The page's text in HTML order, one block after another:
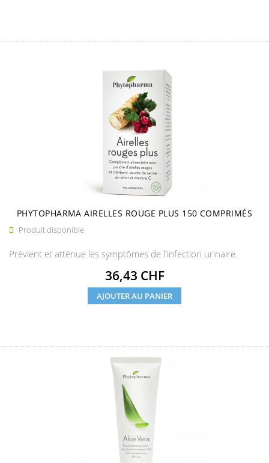
PHYTOPHARMA AIRELLES ROUGE PLUS 150 COMPRIMÉS
 Produit disponible
Prévient et atténue les symptômes de l'infection urinaire.
Prix
36,43 CHF
AJOUTER AU PANIER